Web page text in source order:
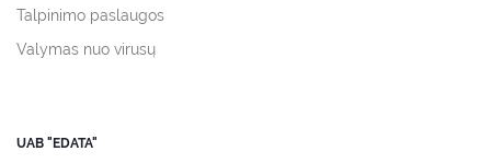
Talpinimo paslaugos
Valymas nuo virusų
UAB "EDATA"